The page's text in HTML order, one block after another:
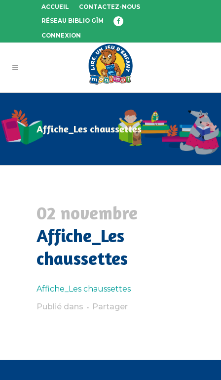
ACCUEIL
CONTACTEZ-NOUS
RÉSEAU BIBLIO GÎM
CONNEXION
Affiche_Les chaussettes
02 novembre
Affiche_Les
chaussettes
Affiche_Les chaussettes
Publié dans
Partager